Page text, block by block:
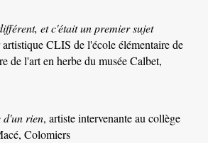
et c'était un premier sujet
CLIS de l'école élémentaire de
de l'art en herbe du musée Calbet,
d'un rien, artiste intervenante au collège
Colomiers